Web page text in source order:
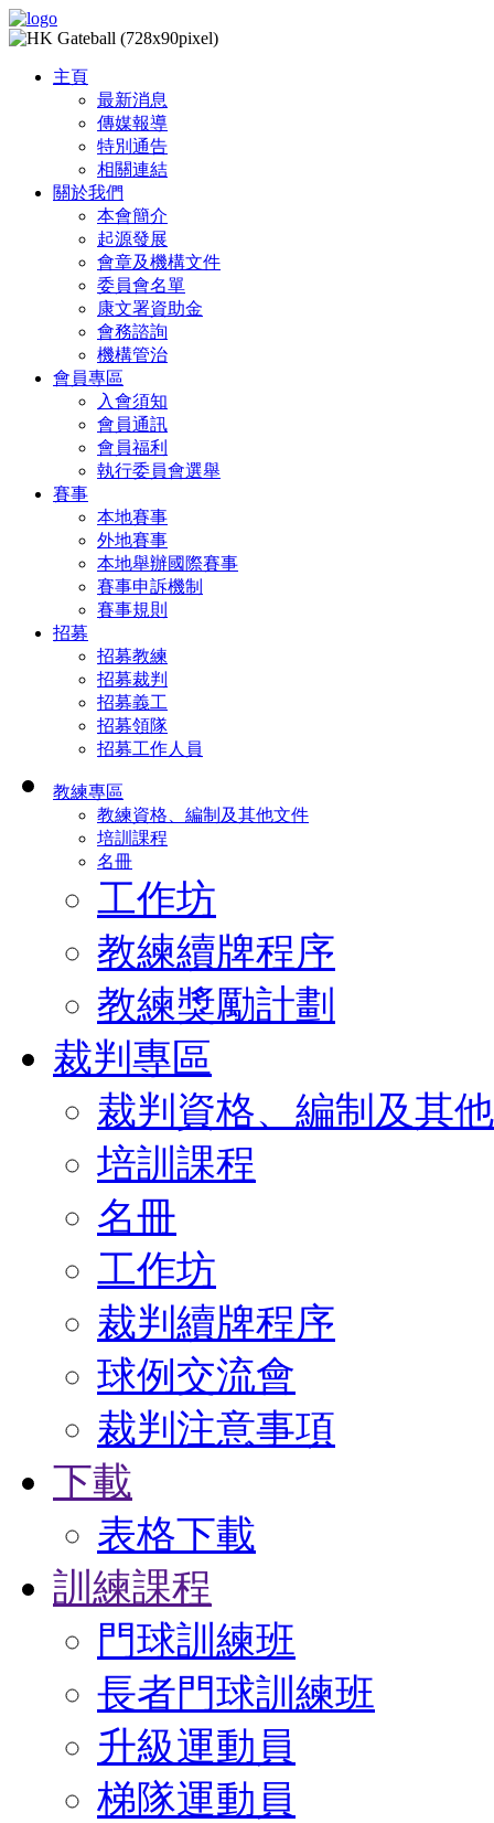
主頁
最新消息
傳媒報導
特別通告
相關連結
關於我們
本會簡介
起源發展
會章及機構文件
委員會名單
康文署資助金
會務諮詢
機構管治
會員專區
入會須知
會員通訊
會員福利
執行委員會選舉
賽事
本地賽事
外地賽事
本地舉辦國際賽事
賽事申訴機制
賽事規則
招募
招募教練
招募裁判
招募義工
招募領隊
招募工作人員
教練專區
教練資格、編制及其他文件
培訓課程
名冊
工作坊
教練續牌程序
教練獎勵計劃
裁判專區
裁判資格、編制及其
培訓課程
名冊
工作坊
裁判續牌程序
球例交流會
裁判注意事項
下載
表格下載
訓練課程
門球訓練班
長者門球訓練班
升級運動員
梯隊運動員